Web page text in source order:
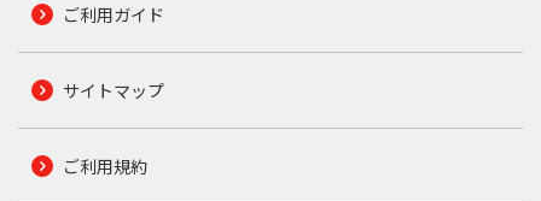
ご利用ガイド
サイトマップ
ご利用規約